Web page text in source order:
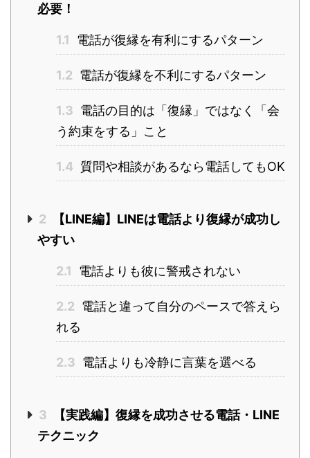
必要！
1.1 電話が復縁を有利にするパターン
1.2 電話が復縁を不利にするパターン
1.3 電話の目的は「復縁」ではなく「会
う約束をする」こと
1.4 質問や相談があるなら電話してもOK
2
【LINE編】LINEは電話より復縁が成功し
やすい
2.1 電話よりも彼に警戒されない
2.2 電話と違って自分のペースで答えら
れる
2.3 電話よりも冷静に言葉を選べる
3
【実践編】復縁を成功させる電話・LINE
テクニック